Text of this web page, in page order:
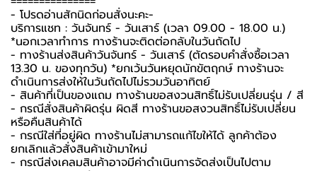
-️ โปรดอ่านสักนิดก่อนสั่งนะคะ-️
บริการแชท : วันจันทร์ - วันเสาร์ (เวลา 09.00 - 18.00 น.)
*นอกเวลาทำการ ทางร้านจะติดต่อกลับในวันถัดไป
- ทางร้านส่งสินค้าวันจันทร์ - วันเสาร์ (ตัดรอบคำสั่งซื้อเวลา
13.30 น. ของทุกวัน) *ยกเว้นวันหยุดนักขัตฤกษ์ ทางร้านจะ
ดำเนินการส่งให้ในวันถัดไปไม่รวมวันอาทิตย์
- สินค้าที่เป็นของแถม ทางร้านขอสงวนสิทธิ์ไม่รับเปลี่ยนรุ่น / สี
- กรณีสั่งสินค้าผิดรุ่น ผิดสี ทางร้านขอสงวนสิทธิ์ไม่รับเปลี่ยน
หรือคืนสินค้าได้
- กรณีใส่ที่อยู่ผิด ทางร้านไม่สามารถแก้ไขให้ได้ ลูกค้าต้อง
ยกเลิกแล้วสั่งสินค้าเข้ามาใหม่
- กรณีส่งเคลมสินค้าอาจมีค่าดำเนินการจัดส่งเป็นไปตาม